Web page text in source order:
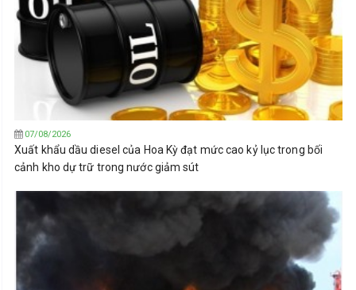
07/08/2026
Xuất khẩu dầu diesel của Hoa Kỳ đạt mức cao kỷ lục trong bối
cảnh kho dự trữ trong nước giảm sút